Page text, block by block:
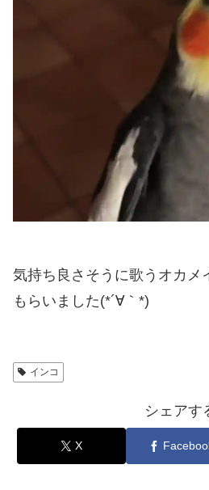
気持ち良さそうに歌うオカメ
もらいました(*´∀｀*)
インコ
シェアす
X